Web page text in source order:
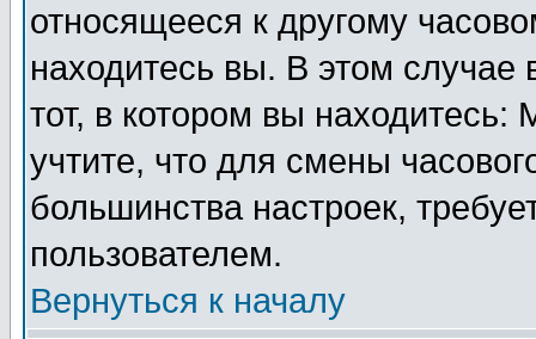
относящееся к другому
находитесь вы. В этом
тот, в котором вы
учтите, что для смены
большинства настроек,
пользователем.
Вернуться к началу